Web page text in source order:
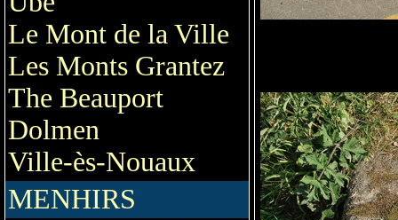
Le Mont de la Ville
Les Monts Grantez
The Beauport
Dolmen
Ville-ès-Nouaux
MENHIRS